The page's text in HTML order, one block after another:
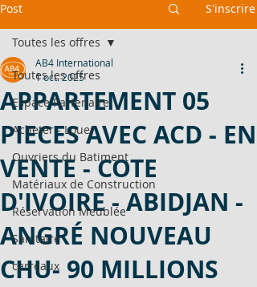
Post S'inscrire
Toutes les offres
Espace Partenaire
Acheter - Louer
Ouvriers du Batiment
Matériaux de Construction
Réservation Meublée
Sanitaire
carreaux
Toutes les offres
APPARTEMENT 05
PIECES AVEC ACD - EN
VENTE - COTE
D'IVOIRE - ABIDJAN -
ANGRÉ NOUVEAU
CHU- 90 MILLIONS
AB4 International
1 oct. 2025